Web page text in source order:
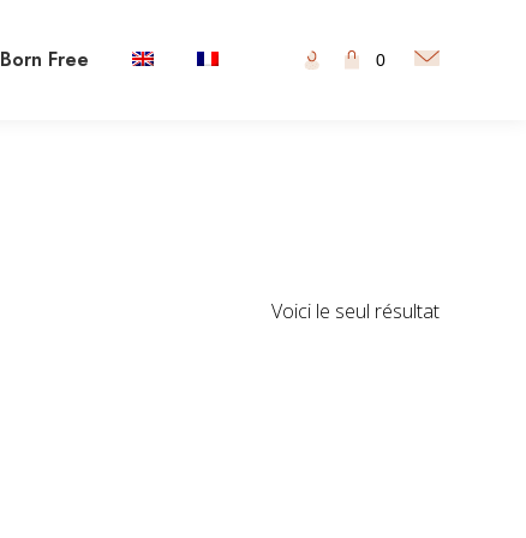
Born Free 0
Voici le seul résultat